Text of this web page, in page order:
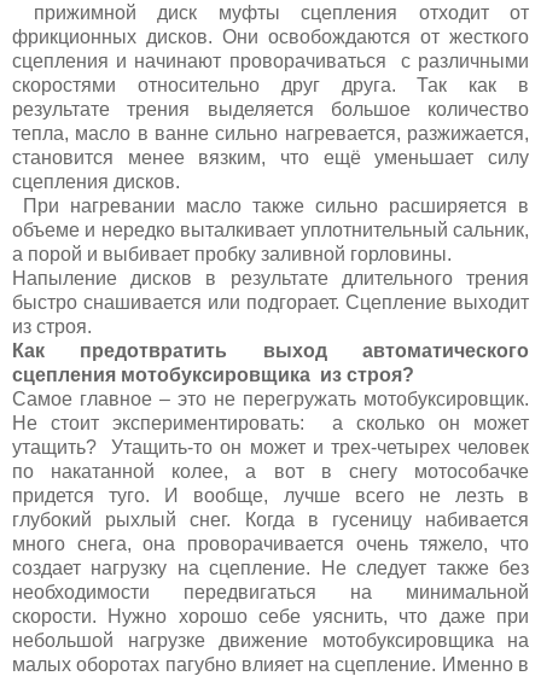
прижимной диск муфты сцепления отходит от
фрикционных дисков. Они освобождаются от жесткого
сцепления и начинают проворачиваться с различными
скоростями относительно друг друга. Так как в
результате трения выделяется большое количество
тепла, масло в ванне сильно нагревается, разжижается,
становится менее вязким, что ещё уменьшает силу
сцепления дисков.
При нагревании масло также сильно расширяется в
объеме и нередко выталкивает уплотнительный сальник,
а порой и выбивает пробку заливной горловины.
Напыление дисков в результате длительного трения
быстро снашивается или подгорает. Сцепление выходит
из строя.
Как предотвратить выход автоматического
сцепления мотобуксировщика из строя?
Самое главное – это не перегружать мотобуксировщик.
Не стоит экспериментировать: а сколько он может
утащить? Утащить-то он может и трех-четырех человек
по накатанной колее, а вот в снегу мотособачке
придется туго. И вообще, лучше всего не лезть в
глубокий рыхлый снег. Когда в гусеницу набивается
много снега, она проворачивается очень тяжело, что
создает нагрузку на сцепление. Не следует также без
необходимости передвигаться на минимальной
скорости. Нужно хорошо себе уяснить, что даже при
небольшой нагрузке движение мотобуксировщика на
малых оборотах пагубно влияет на сцепление. Именно в